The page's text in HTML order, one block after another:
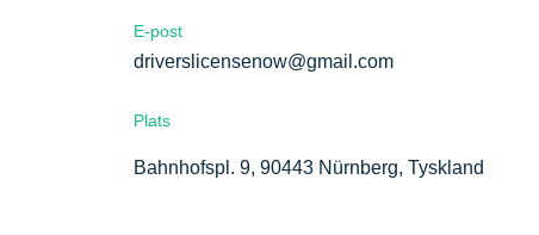
E-post
driverslicensenow@gmail.com
Plats
Bahnhofspl. 9, 90443 Nürnberg, Tyskland